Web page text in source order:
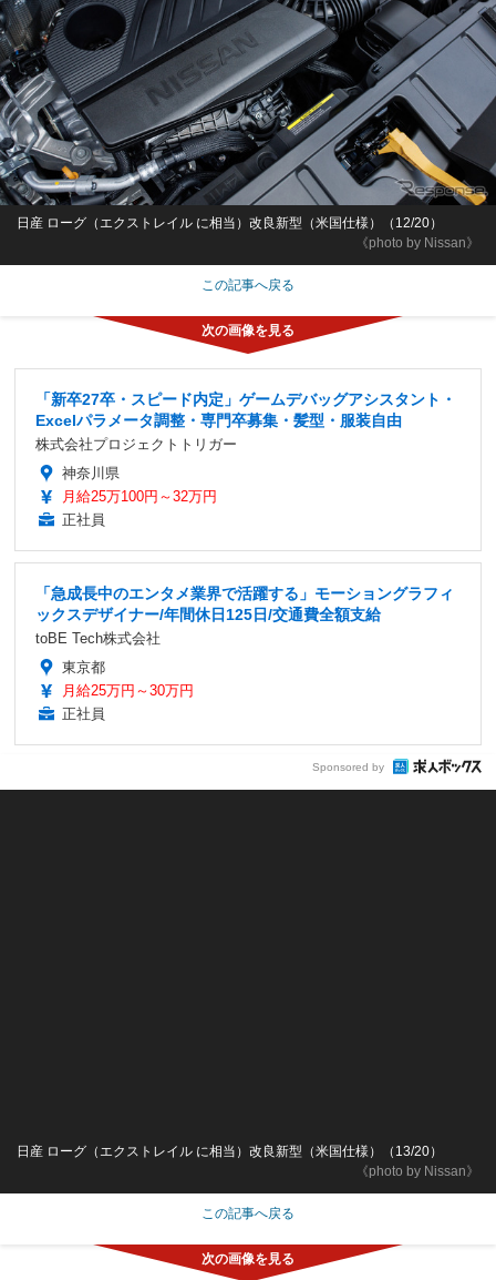
《photo by Nissan》
日産 ローグ（エクストレイル に相当）改良新型（米国仕様）（12/20）
この記事へ戻る
「新卒27卒・スピード内定」ゲームデバッグアシスタント・
Excelパラメータ調整・専門卒募集・髪型・服装自由
株式会社プロジェクトトリガー
神奈川県
月給25万100円～32万円
正社員
「急成長中のエンタメ業界で活躍する」モーショングラフィ
ックスデザイナー/年間休日125日/交通費全額支給
toBE Tech株式会社
東京都
月給25万円～30万円
正社員
Sponsored by
《photo by Nissan》
日産 ローグ（エクストレイル に相当）改良新型（米国仕様）（13/20）
この記事へ戻る